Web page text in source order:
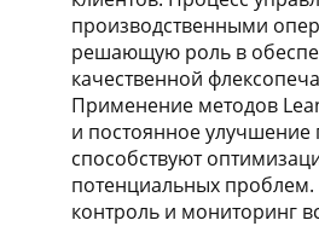
производственными
решающую роль в
качественной
Применение методов
и постоянное улучшение
способствуют
потенциальных проблем.
контроль и мониторинг